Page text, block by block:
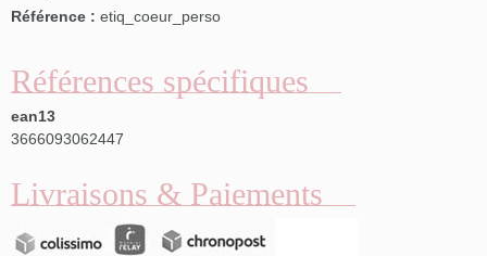
Référence : etiq_coeur_perso
Références spécifiques
ean13
3666093062447
Livraisons & Paiements